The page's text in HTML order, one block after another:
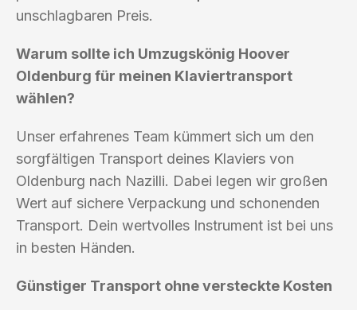
unschlagbaren Preis.
Warum sollte ich Umzugskönig Hoover
Oldenburg für meinen Klaviertransport
wählen?
Unser erfahrenes Team kümmert sich um den
sorgfältigen Transport deines Klaviers von
Oldenburg nach Nazilli. Dabei legen wir großen
Wert auf sichere Verpackung und schonenden
Transport. Dein wertvolles Instrument ist bei uns
in besten Händen.
Günstiger Transport ohne versteckte Kosten